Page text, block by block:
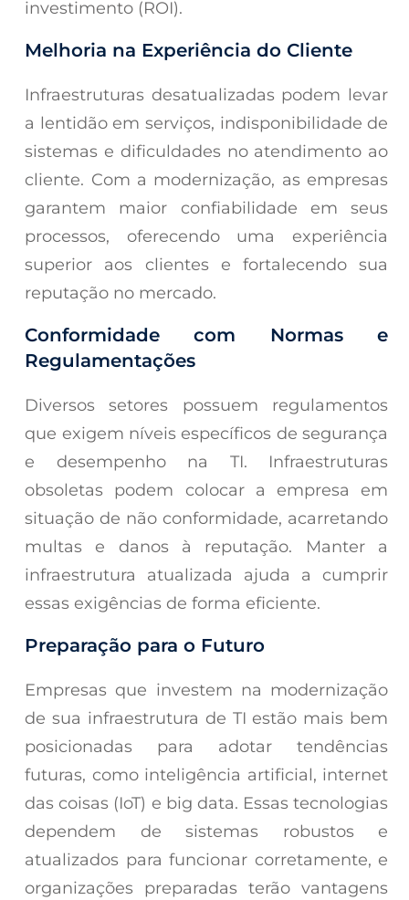
investimento (ROI).
Melhoria na Experiência do Cliente
Infraestruturas desatualizadas podem levar
a lentidão em serviços, indisponibilidade de
sistemas e dificuldades no atendimento ao
cliente. Com a modernização, as empresas
garantem maior confiabilidade em seus
processos, oferecendo uma experiência
superior aos clientes e fortalecendo sua
reputação no mercado.
Conformidade com Normas e
Regulamentações
Diversos setores possuem regulamentos
que exigem níveis específicos de segurança
e desempenho na TI. Infraestruturas
obsoletas podem colocar a empresa em
situação de não conformidade, acarretando
multas e danos à reputação. Manter a
infraestrutura atualizada ajuda a cumprir
essas exigências de forma eficiente.
Preparação para o Futuro
Empresas que investem na modernização
de sua infraestrutura de TI estão mais bem
posicionadas para adotar tendências
futuras, como inteligência artificial, internet
das coisas (IoT) e big data. Essas tecnologias
dependem de sistemas robustos e
atualizados para funcionar corretamente, e
organizações preparadas terão vantagens